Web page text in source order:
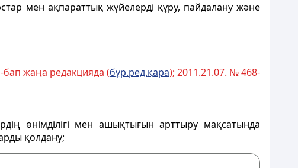
мен ақпараттық жүйелерді құру, пайдалану және
бап жаңа редакцияда (бұр.ред.қара); 2011.21.07. № 468-
өнімділігі мен ашықтығын арттыру мақсатында
қолдану;